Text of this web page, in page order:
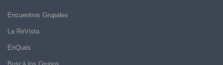
Encuentros Grupales
La ReVista
EnQués
Buscá los Grupos